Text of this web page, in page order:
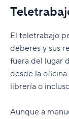
vez por todas
El teletrabajo
deberes y sus
fuera del lugar
desde la oficina
librería o
Aunque a